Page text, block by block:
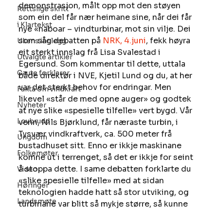
Rettslige skritt
i Klartekst
Ukens innlegg
Utvalgte artikler
Gaute forklarer
Fakta om vindkraft
Nyheter
Lovbrudd
Ungdom
Folkemøter
Video
Høringer
Landsmøte
demonstrasjon, målt opp mot den støyen
som ein del får nær heimane sine, når dei får
nye «naboar – vindturbinar, mot sin vilje. Dei
som såg debatten på NRK, 4.juni, fekk høyra
eit sterkt innslag frå Lisa Svalestad i
Egersund. Som kommentar til dette, uttala
både direktør i NVE, Kjetil Lund og du, at her
var det sterkt behov for endringar. Men
likevel «står de med opne auger» og godtek
at nye slike «spesielle tilfelle» vert bygd. Vår
venn, Nils Bjørklund, får næraste turbin, i
Tysvær vindkraftverk, ca. 500 meter frå
bustadhuset sitt. Enno er ikkje maskinane
komne ut i terrenget, så det er ikkje for seint
å stoppa dette. I same debatten forklarte du
«slike spesielle tilfelle» med at sidan
teknologien hadde hatt så stor utviking, og
turbinane var blitt så mykje større, så kunne